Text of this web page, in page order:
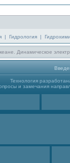
| Гидрология |
Динамическое
Технология
и замечания